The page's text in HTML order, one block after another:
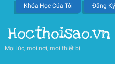
Khóa Học Của Tôi Đăng Ký
Hocthoisao.vn
Mọi lúc, mọi nơi, mọi thiết bị